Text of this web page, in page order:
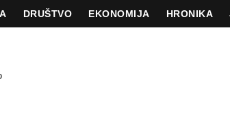
DRUŠTVO EKONOMIJA HRONIKA